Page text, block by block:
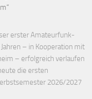
erster Amateurfunk-
– in Kooperation mit
– erfolgreich verlaufen
die ersten
2026/2027